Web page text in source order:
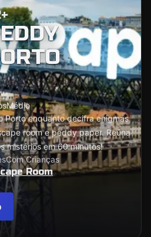
Médio
Porto enquanto decifra enigmas
room e peddy paper. Reúna
mistérios em 60 minutos!
Com Crianças
Room